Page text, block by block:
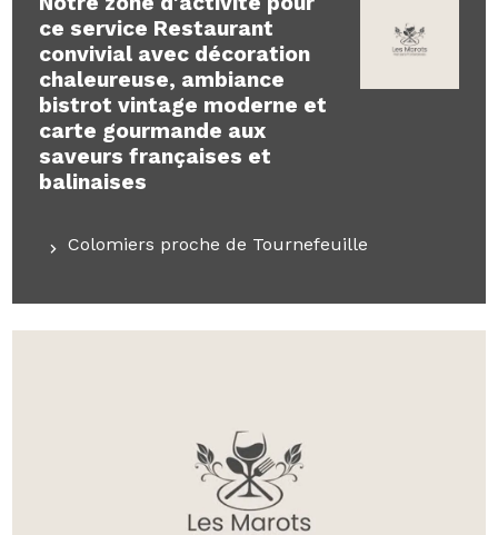
ce service Restaurant
convivial avec décoration
chaleureuse, ambiance
bistrot vintage moderne et
carte gourmande aux
saveurs françaises et
balinaises
Colomiers proche de Tournefeuille